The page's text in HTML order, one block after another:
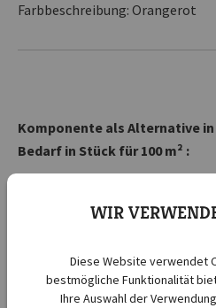
Farbbeschreibung: Orangerot
Komponente als Alternative
Bedarf in Stück für 100 m² :
Feuer und Flamme-
WIR
Diese Website verwendet
bestmögliche Funktionalität
Ihre Auswahl der